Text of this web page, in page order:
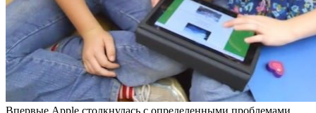
Впервые Apple столкнулась с определенными проблемами